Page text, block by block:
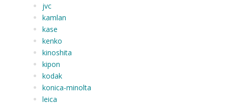
jvc
kamlan
kase
kenko
kinoshita
kipon
kodak
konica-minolta
leica